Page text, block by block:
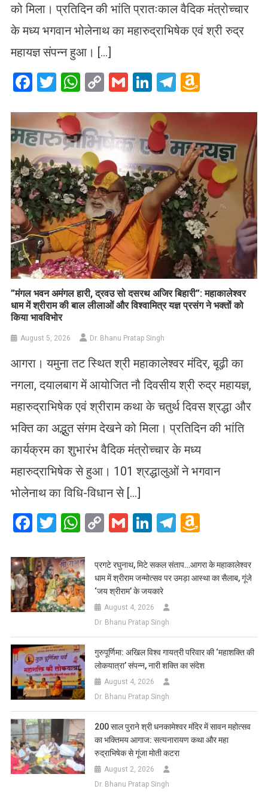
को मिला। प्रतिदिन की भांति प्रातःकाल वैदिक मंत्रोच्चार
के मध्य भगवान भोलेनाथ का महारुद्राभिषेक एवं श्री रुद्र
महायज्ञ संपन्न हुआ। […]
Facebook
Twitter
WhatsApp
CopyGmailLinkedIn
Telegram
List
​”मंगल भवन अमंगल हारी, द्रवउ सो दसरथ अजिर बिहारी”: महाकालेश्वर
धाम में श्रीराम की बाल लीलाओं और विश्वामित्र यज्ञ प्रसंग ने भक्तों को
किया भावविभोर
August 5, 2026 Dr. Bhanu Pratap Singh
आगरा। यमुना तट स्थित श्री महाकालेश्वर मंदिर, बूढ़ी का
नगला, दयालबाग में आयोजित नौ दिवसीय श्री रुद्र महायज्ञ,
महारुद्राभिषेक एवं श्रीराम कथा के चतुर्थ दिवस श्रद्धा और
भक्ति का अद्भुत संगम देखने को मिला। प्रतिदिन की भांति
कार्यक्रम का शुभारंभ वैदिक मंत्रोच्चार के मध्य
महारुद्राभिषेक से हुआ। 101 श्रद्धालुओं ने भगवान
भोलेनाथ का विधि-विधान से […]
Facebook
Twitter
WhatsApp
CopyGmailLinkedIn
Telegram
List
प्रगटे रघुनाथ, मिटे सकल संताप…आगरा के महाकालेश्वर
धाम में श्रीराम जन्मोत्सव पर उमड़ा आस्था का सैलाब, गूंजे
‘जय श्रीराम’ के जयकारे
August 4, 2026
Dr. Bhanu Pratap Singh
गुरुपूर्णिमा: अखिल विश्व गायत्री परिवार की ‘महाशक्ति की
लोकयात्रा’ संपन्न, नारी शक्ति का संदेश
August 4, 2026
Dr. Bhanu Pratap Singh
200 साल पुराने श्री धनकामेश्वर मंदिर में सावन महोत्सव
का भक्तिमय आगाज: सत्यनारायण कथा और महा
रुद्राभिषेक से गूंजा मोती कटरा
August 2, 2026
Dr. Bhanu Pratap Singh